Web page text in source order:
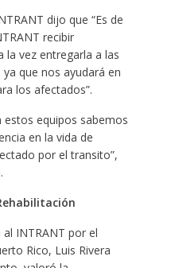
dijo que “Es de
recibir
la vez entregarla a las
que nos ayudará en
los afectados”.
equipos sabemos
en la vida de
por el transito”,
INTRANT por el
Rico, Luis Rivera